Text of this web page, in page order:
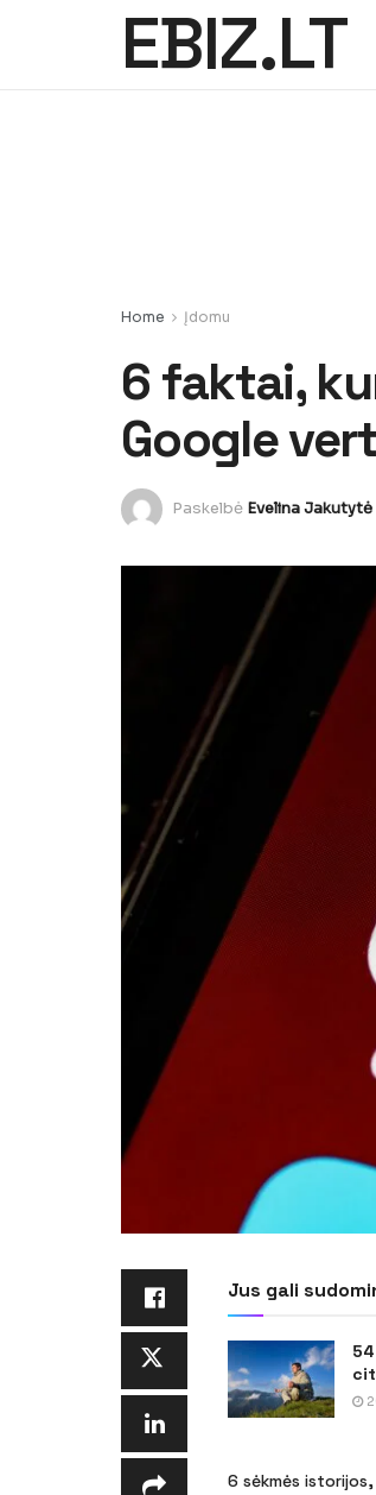
EBIZ.LT
Home Įdomu
6 faktai,
Google
Paskelbė Evelina Jakutytė
Jus gali
6 sėkmės